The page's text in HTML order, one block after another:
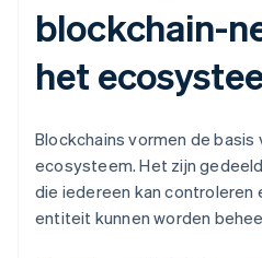
blockchain-
het
Blockchains vormen de
ecosysteem. Het zijn
die iedereen kan controleren
entiteit kunnen worden